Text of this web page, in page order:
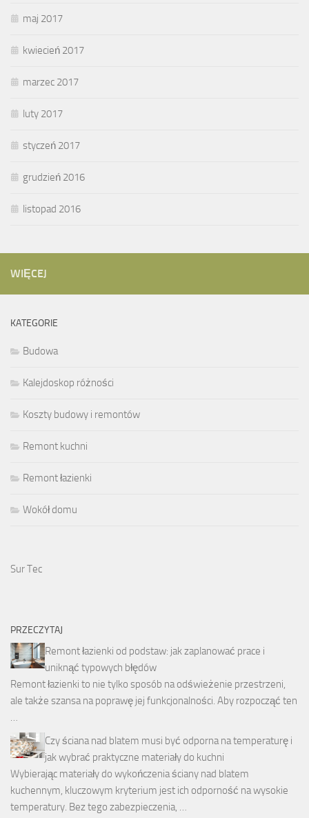
maj 2017
kwiecień 2017
marzec 2017
luty 2017
styczeń 2017
grudzień 2016
listopad 2016
WIĘCEJ
KATEGORIE
Budowa
Kalejdoskop różności
Koszty budowy i remontów
Remont kuchni
Remont łazienki
Wokół domu
Sur Tec
PRZECZYTAJ
Remont łazienki od podstaw: jak zaplanować prace i
uniknąć typowych błędów
Remont łazienki to nie tylko sposób na odświeżenie przestrzeni,
ale także szansa na poprawę jej funkcjonalności. Aby rozpocząć ten
…
Czy ściana nad blatem musi być odporna na temperaturę i
jak wybrać praktyczne materiały do kuchni
Wybierając materiały do wykończenia ściany nad blatem
kuchennym, kluczowym kryterium jest ich odporność na wysokie
temperatury. Bez tego zabezpieczenia, …